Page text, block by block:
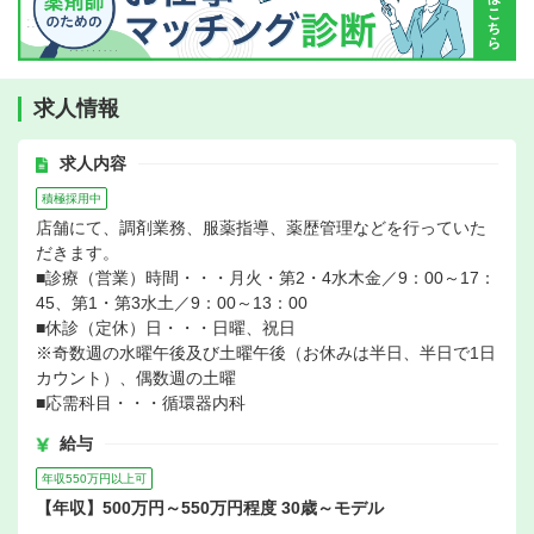
求人情報
求人内容
積極採用中
店舗にて、調剤業務、服薬指導、薬歴管理などを行っていた
だきます。
■診療（営業）時間・・・月火・第2・4水木金／9：00～17：
45、第1・第3水土／9：00～13：00
■休診（定休）日・・・日曜、祝日
※奇数週の水曜午後及び土曜午後（お休みは半日、半日で1日
カウント）、偶数週の土曜
■応需科目・・・循環器内科
給与
年収550万円以上可
【年収】500万円～550万円程度 30歳～モデル